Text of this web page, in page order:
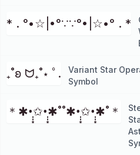
* . °•☆|•°∵∵°•|☆•° . *
₊˚ʚ ᗢ₊˚⋆ ﾟ.
Variant Star
Symbol
＊✱•̩̩͙✩•̩̩͙✱˚˚✱•̩̩͙✩•̩̩͙✱˚＊